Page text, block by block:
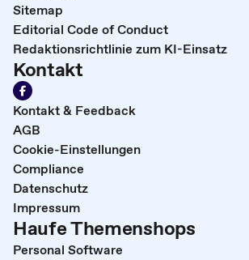
Sitemap
Editorial Code of Conduct
Redaktionsrichtlinie zum KI-Einsatz
Kontakt
Kontakt & Feedback
AGB
Cookie-Einstellungen
Compliance
Datenschutz
Impressum
Haufe Themenshops
Personal Software